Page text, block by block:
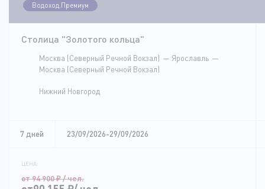
Водоход.Премиум
Столица "Золотого кольца"
Москва (Северный Речной Вокзал)
Ярославль
Москва (Северный Речной Вокзал)
Нижний Новгород
7 дней 23/09/2026-29/09/2026
ЦЕНА:
от 94 900₽/ чел.